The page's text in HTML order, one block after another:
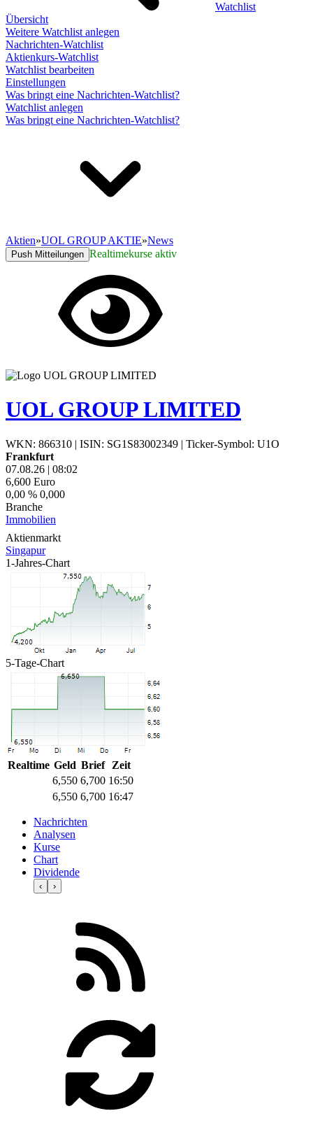
Watchlist
Übersicht
Weitere Watchlist anlegen
Nachrichten-Watchlist
Aktienkurs-Watchlist
Watchlist bearbeiten
Einstellungen
Was bringt eine Nachrichten-Watchlist?
Watchlist anlegen
Was bringt eine Nachrichten-Watchlist?
Aktien»UOL GROUP AKTIE»News
Push Mitteilungen Realtimekurse aktiv
UOL GROUP LIMITED
WKN: 866310 | ISIN: SG1S83002349 | Ticker-Symbol: U1O
Frankfurt
07.08.26 | 08:02
6,600 Euro
0,00 % 0,000
Branche
Immobilien
Aktienmarkt
Singapur
1-Jahres-Chart
5-Tage-Chart
Realtime Geld Brief
Zeit
6,550 6,700 16:50
6,550 6,700 16:47
Nachrichten
Analysen
Kurse
Chart
Dividende
‹ ›